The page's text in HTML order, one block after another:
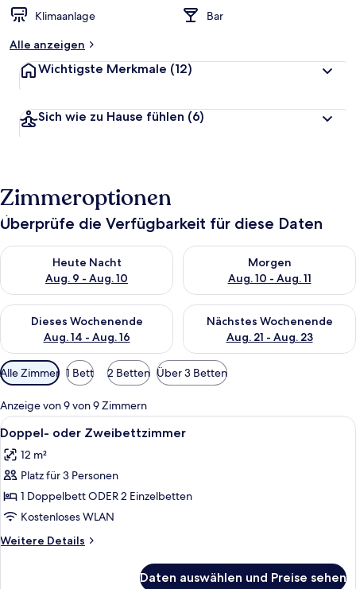
Klimaanlage
Bar
Alle anzeigen
Wichtigste Merkmale (12)
Sich wie zu Hause fühlen (6)
Zimmeroptionen
Überprüfe die Verfügbarkeit für diese Daten
Heute Nacht
Aug. 9 - Aug. 10
Überprüfe die Verfügbarkeit für heute Nacht, Aug. 9 - Aug.
Morgen
Aug. 10 - Aug. 11
Überprüfe die Verfügbarkeit
Dieses Wochenende
Aug. 14 - Aug. 16
Überprüfe die Verfügbarkeit für dieses Wochenende, Aug. 14
Nächstes Wochenende
Aug. 21 - Aug. 23
Überprüfe die Verfügbarkeit
Verfügbare
Filter
für
Zimmer
Alle Zimmer 1 Bett 2 Betten Über 3 Betten
Anzeige von 9 von 9 Zimmern
Alle
Fotos
für
Doppel-
oder
Zweibettzimmer
anzeigen
Ein ordentlich bezogenes Bett mit
5
Doppel- oder Zweibettzimmer
12 m²
Platz für 3 Personen
1 Doppelbett ODER 2 Einzelbetten
Kostenloses WLAN
Weitere Details
Weitere
Daten auswählen und Preise sehen